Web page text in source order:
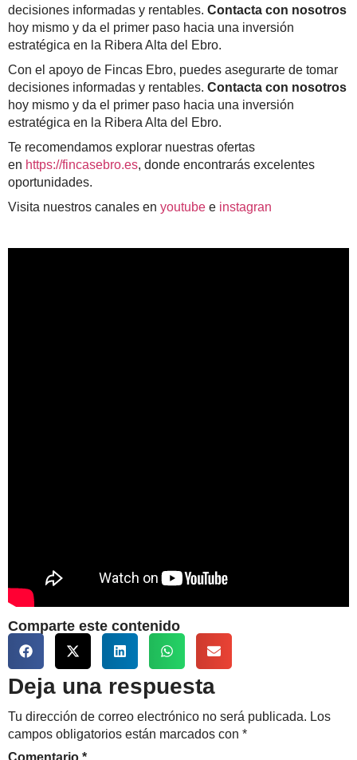
decisiones informadas y rentables. Contacta con nosotros
hoy mismo y da el primer paso hacia una inversión
estratégica en la Ribera Alta del Ebro.
Con el apoyo de Fincas Ebro, puedes asegurarte de tomar
decisiones informadas y rentables. Contacta con nosotros
hoy mismo y da el primer paso hacia una inversión
estratégica en la Ribera Alta del Ebro.
Te recomendamos explorar nuestras ofertas
en https://fincasebro.es, donde encontrarás excelentes
oportunidades.
Visita nuestros canales en youtube e instagran
Comparte este contenido
Deja una respuesta
Tu dirección de correo electrónico no será publicada. Los
campos obligatorios están marcados con *